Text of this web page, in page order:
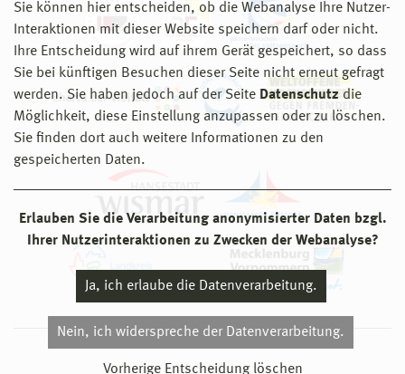
Sie können hier entscheiden, ob die Webanalyse Ihre Nutzer-
Interaktionen mit dieser Website speichern darf oder nicht.
Ihre Entscheidung wird auf ihrem Gerät gespeichert, so dass
Sie bei künftigen Besuchen dieser Seite nicht erneut gefragt
werden. Sie haben jedoch auf der Seite Datenschutz die
Möglichkeit, diese Einstellung anzupassen oder zu löschen.
Sie finden dort auch weitere Informationen zu den
gespeicherten Daten.
Erlauben Sie die Verarbeitung anonymisierter Daten bzgl.
Ihrer Nutzerinteraktionen zu Zwecken der Webanalyse?
Ja, ich erlaube die Datenverarbeitung.
Nein, ich widerspreche der Datenverarbeitung.
Vorherige Entscheidung löschen